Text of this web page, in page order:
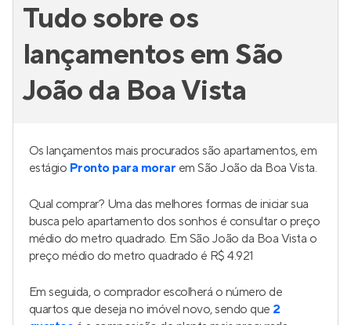
Tudo sobre os
lançamentos em São
João da Boa Vista
Os lançamentos mais procurados são apartamentos, em
estágio Pronto para morar em São João da Boa Vista.
Qual comprar? Uma das melhores formas de iniciar sua
busca pelo apartamento dos sonhos é consultar o preço
médio do metro quadrado. Em São João da Boa Vista o
preço médio do metro quadrado é R$ 4.921
Em seguida, o comprador escolherá o número de
quartos que deseja no imóvel novo, sendo que 2